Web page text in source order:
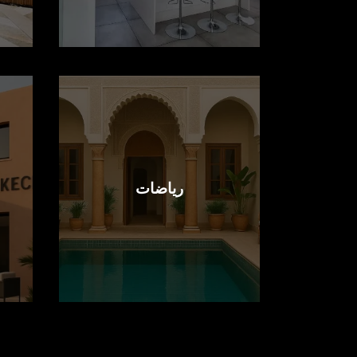
رياضات